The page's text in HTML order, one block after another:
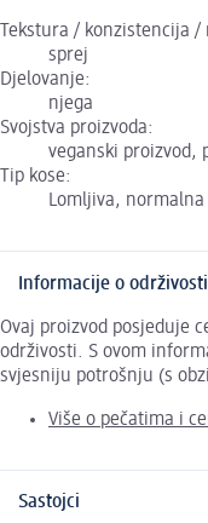
Tekstura / konzistencija /
sprej
Djelovanje:
njega
Svojstva proizvoda:
veganski proizvod,
Tip kose:
Lomljiva,
Informacije o
Ovaj proizvod posjeduje
održivosti. S ovom
svjesniju potrošnju (s
Više o pečatima i
Sastojci